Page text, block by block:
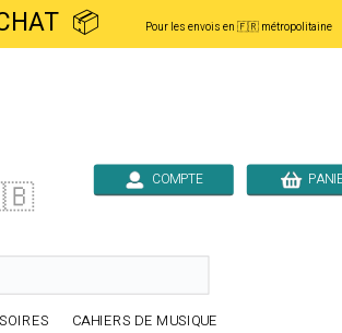
📦 Pour les envois en 🇫🇷 métropolitaine
COMPTE
CAHIERS DE MUSIQUE